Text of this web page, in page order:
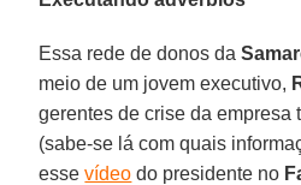
Essa rede de donos da
meio de um jovem executivo,
gerentes de crise da empresa
(sabe-se lá com quais
essevídeo do presidente no